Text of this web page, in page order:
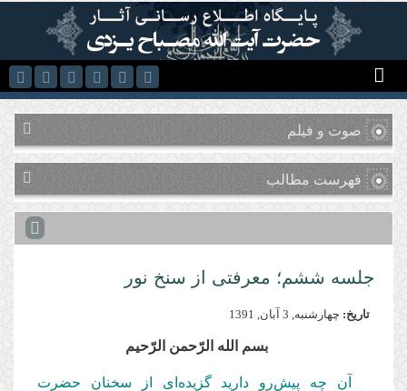
رفتن به محتوای اصلی
صوت و فیلم
فهرست مطالب
جلسه ششم؛ معرفتی از سنخ نور
تاریخ: چهارشنبه, 3 آبان, 1391
بسم‌ الله‌ الرّحمن‌ الرّحیم
آن چه پیش‌رو دارید گزیده‌ای از سخنان حضرت